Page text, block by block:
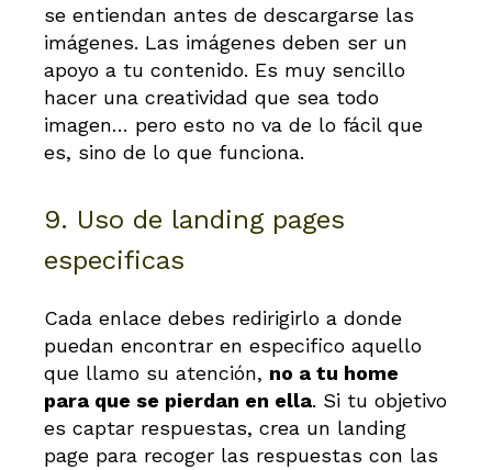
se entiendan antes de descargarse las
imágenes. Las imágenes deben ser un
apoyo a tu contenido. Es muy sencillo
hacer una creatividad que sea todo
imagen… pero esto no va de lo fácil que
es, sino de lo que funciona.
9. Uso de landing pages
especificas
Cada enlace debes redirigirlo a donde
puedan encontrar en especifico aquello
que llamo su atención, no a tu home
para que se pierdan en ella. Si tu objetivo
es captar respuestas, crea un landing
page para recoger las respuestas con las